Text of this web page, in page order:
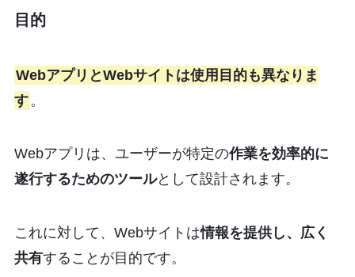
目的
WebアプリとWebサイトは使用目的も異なりま
す 。
Webアプリは、ユーザーが特定の作業を効率的に
遂行するためのツールとして設計されます。
これに対して、Webサイトは情報を提供し、広く
共有することが目的です。